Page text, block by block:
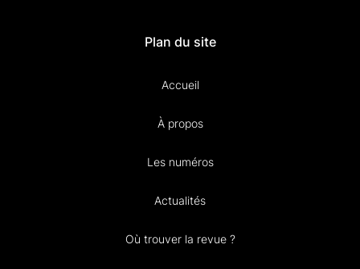
Plan du site
Accueil
À propos
Les numéros
Actualités
Où trouver la revue ?